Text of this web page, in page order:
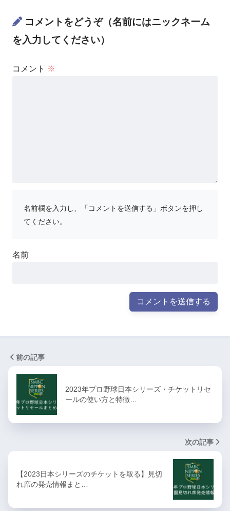
コメントをどうぞ（名前にはニックネーム
を入力してください）
コメント ※
名前欄を入力し、「コメントを送信する」ボタンを押し
てください。
名前
前の記事
2023年プロ野球日本シリーズ・チケットリセ
ールの使い方と特徴…
次の記事
【2023日本シリーズのチケットを取る】見切
れ席の発売情報まと…